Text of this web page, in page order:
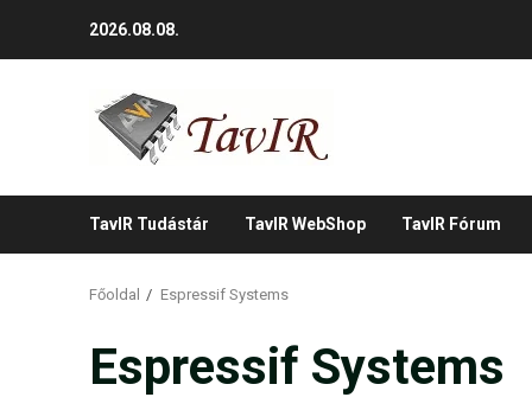
2026.08.08.
TavIR Tudástár TavIR WebShop TavIR Fórum
Főoldal Espressif Systems
Espressif Systems